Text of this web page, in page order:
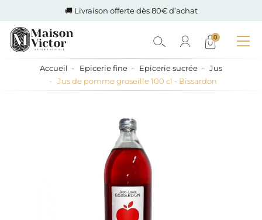
🚚 Livraison offerte dès 80€ d’achat
0
Accueil Epicerie fine Epicerie sucrée
Jus
Jus de pomme groseille 100 cl - Bissardon